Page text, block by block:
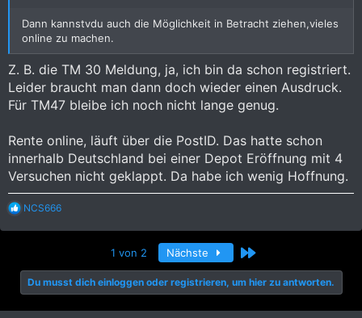
Dann kannstvdu auch die Möglichkeit in Betracht ziehen,vieles
online zu machen.
Z. B. die TM 30 Meldung, ja, ich bin da schon registriert.
Leider braucht man dann doch wieder einen Ausdruck.
Für TM47 bleibe ich noch nicht lange genug.
Rente online, läuft über die PostID. Das hatte schon
innerhalb Deutschland bei einer Depot Eröffnung mit 4
Versuchen nicht geklappt. Da habe ich wenig Hoffnung.
R
a
i
o
n
e
NCS666
1 von 2 Nächste Letzte
Du musst dich einloggen oder registrieren, um hier zu antworten.